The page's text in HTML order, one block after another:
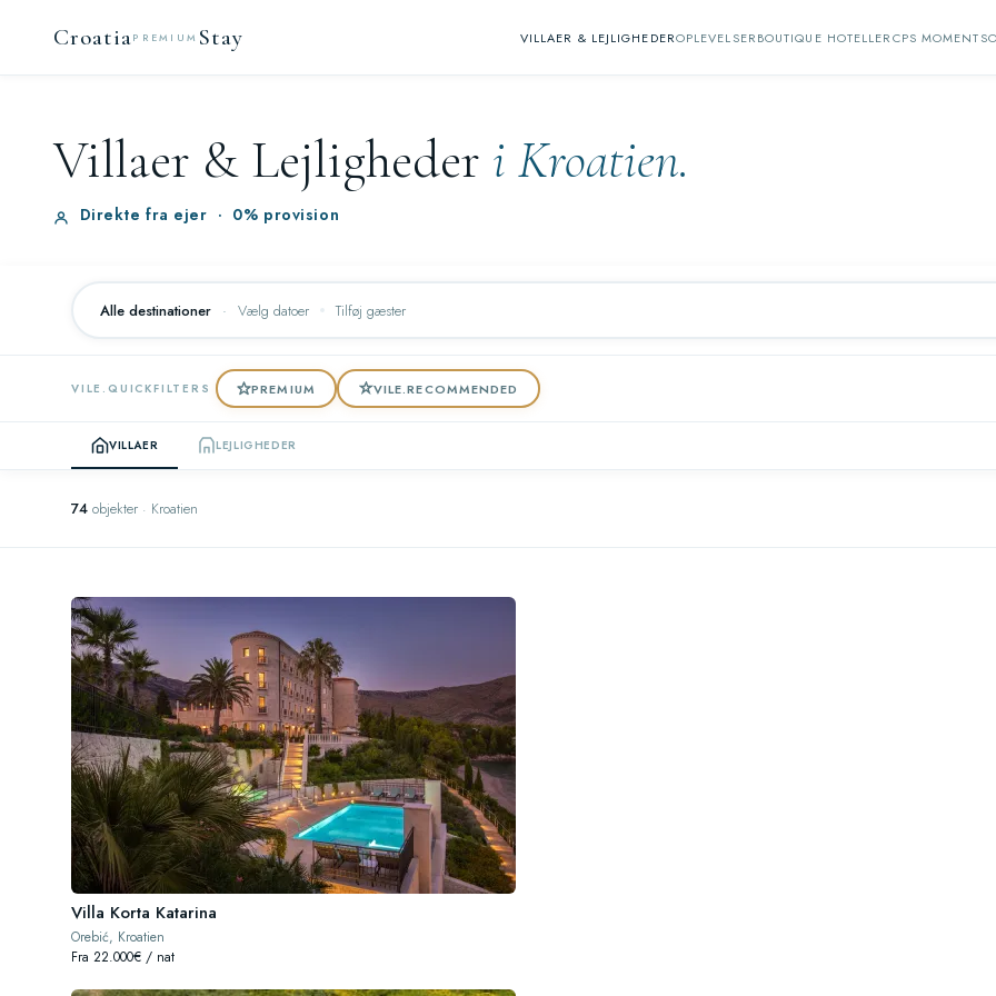
CroatiaPREMIUM Stay VILLAER & LEJLIGHEDEROPLEVELSERBOUTIQUE HOTELLERCPS MOMENTS
Villaer & Lejligheder i Kroatien.
Direkte fra ejer · 0% provision
Alle destinationer · Vælg datoer Tilføj gæster
VILE.QUICKFILTERS PREMIUM VILE.RECOMMENDED
VILLAER LEJLIGHEDER
74 objekter · Kroatien
Villa Korta Katarina
Orebić, Kroatien
Fra 22.000€ / nat